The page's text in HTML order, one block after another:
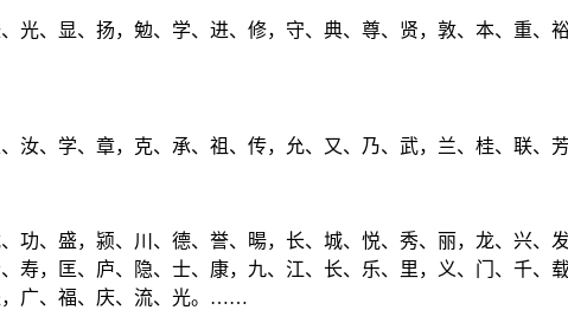
、显、扬，勉、学、进、修，守、典、尊、贤，敦、本、重、
、学、章，克、承、祖、传，允、又、乃、武，兰、桂、联
、盛，颍、川、德、誉、暘，长、城、悦、秀、丽，龙、兴、
寿，匡、庐、隐、士、康，九、江、长、乐、里，义、门、千、
，广、福、庆、流、光。……